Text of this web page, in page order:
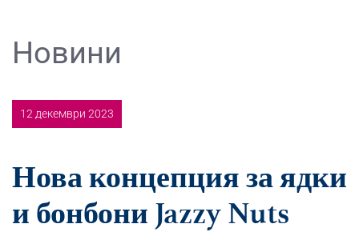
Новини
12 декември 2023
Нова концепция за ядки
и бонбони Jazzy Nuts